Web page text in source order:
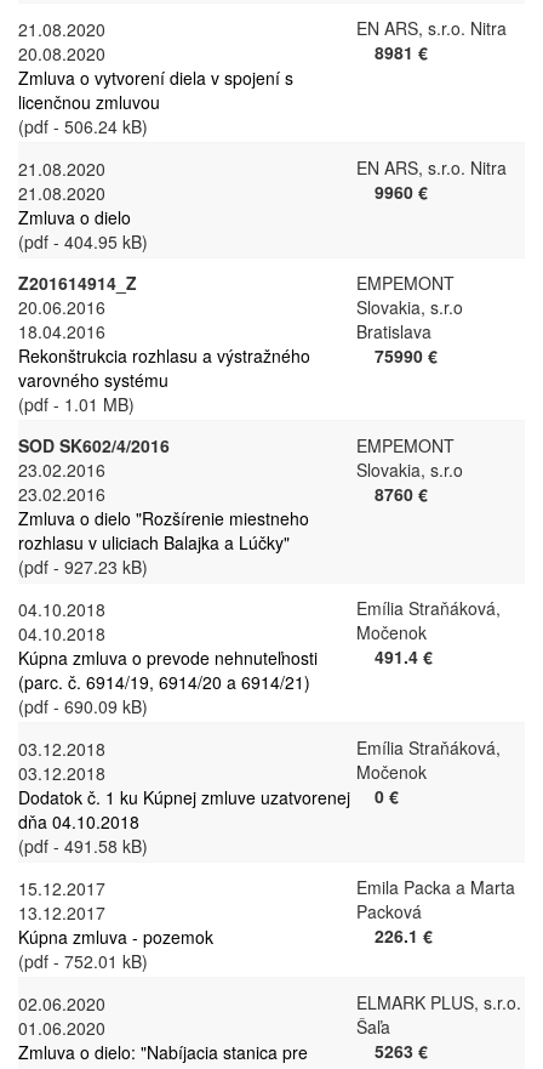
21.08.2020
20.08.2020
Zmluva o vytvorení diela v spojení s
licenčnou zmluvou
(pdf - 506.24 kB)
EN ARS, s.r.o. Nitra
8981 €
21.08.2020
21.08.2020
Zmluva o dielo
(pdf - 404.95 kB)
EN ARS, s.r.o. Nitra
9960 €
Z201614914_Z
20.06.2016
18.04.2016
Rekonštrukcia rozhlasu a výstražného
varovného systému
(pdf - 1.01 MB)
EMPEMONT
Slovakia, s.r.o
Bratislava
75990 €
SOD SK602/4/2016
23.02.2016
23.02.2016
Zmluva o dielo "Rozšírenie miestneho
rozhlasu v uliciach Balajka a Lúčky"
(pdf - 927.23 kB)
EMPEMONT
Slovakia, s.r.o
8760 €
04.10.2018
04.10.2018
Kúpna zmluva o prevode nehnuteľnosti
(parc. č. 6914/19, 6914/20 a 6914/21)
(pdf - 690.09 kB)
Emília Straňáková,
Močenok
491.4 €
03.12.2018
03.12.2018
Dodatok č. 1 ku Kúpnej zmluve uzatvorenej
dňa 04.10.2018
(pdf - 491.58 kB)
Emília Straňáková,
Močenok
0 €
15.12.2017
13.12.2017
Kúpna zmluva - pozemok
(pdf - 752.01 kB)
Emila Packa a Marta
Packová
226.1 €
02.06.2020
01.06.2020
Zmluva o dielo: "Nabíjacia stanica pre
ELMARK PLUS, s.r.o.
Šaľa
5263 €